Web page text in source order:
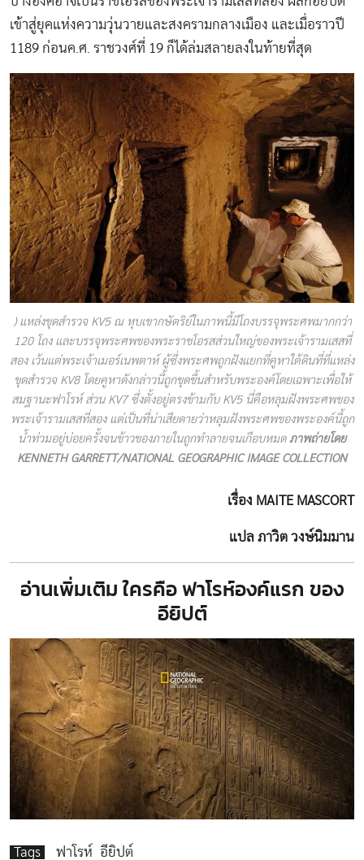
เข้าสู่ยุคแห่งความวุ่นวายและสงครามกลางเมือง และเมื่อราวปี
1189 ก่อนค.ศ. ราชวงศ์ที่ 19 ก็ได้ล่มสลายลงในท้ายที่สุด
) แหล่งขุดสำรวจ KV5 ณ หุบเขากษัตริย์ในภาพนี้มีโถงบรรจุพระศพมากกว่า
120 โถง และบรรจุพระศพของพระราชโอรสส่วนใหญ่ของพระเจ้ารามเสสที่
สอง เว้นแต่พระเจ้าเมอร์เนพตาห์ ผู้ซึ่งพระศพถูกฝังแยกที่คูหาใต้ดินที่ที่แหล่ง
ขุดสำรวจ KV8 โดยคูหาดังกล่าวนี้ถูกขุดขึ้นสำหรับพระองค์โดยเฉพาะเพื่อให้
สมฐานะฟาโรห์ ส่วน KV7 ซึ่งตั้งอยู่ตรงข้ามกับ KV5 นี่คือหลุมฝังพระศพของ
พระเจ้ารามเสสที่สอง แต่เป็นที่น่าเสียดายว่าหลุมฝังพระศพของพระองค์นี้ถูก
น้ำท่วมอยู่บ่อยครั้งจนข้าวของภายในถูกทำลายจนเกือบหมด ภาพถ่ายโดย
KENNETH GARRETT/NATIONAL GEOGRAPHIC IMAGE COLLECTION
เรื่อง MAITE MASCORT
แปล ภาวิต วงษ์นิมมาน
อ่านเพิ่มเติมใครคือ ฟาโรห์องค์แรก ของ
อียิปต์
Tags ฟาโรห์ อียิปต์